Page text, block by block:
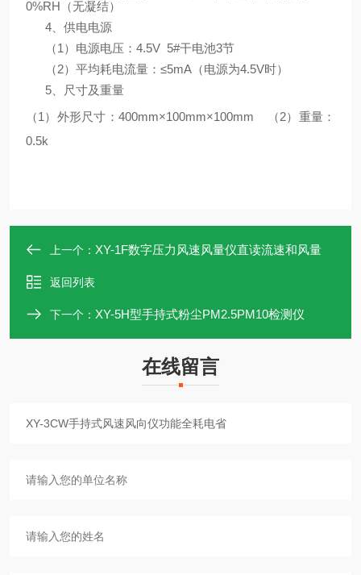
0%RH（无凝结）
4、供电电源
（1）电源电压：4.5V 5#干电池3节
（2）平均耗电流量：≤5mA（电源为4.5V时）
5、尺寸及重量
（1）外形尺寸：400mm×100mm×100mm （2）重量：
0.5k
上一个： XY-1F数字压力风速风量仪直读流速和风量
返回列表
下一个： XY-5H型手持式粉尘PM2.5PM10检测仪
在线留言